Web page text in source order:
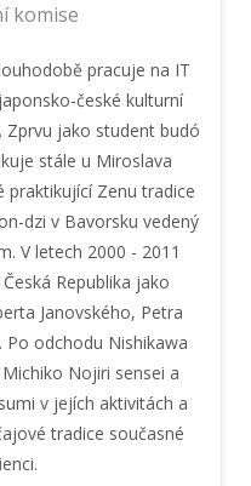
komise
pracuje na IT
české kulturní
Zprvu jako student budó
stále u Miroslava
praktikující Zenu tradice
dzi v Bavorsku vedený
V letech 2000 - 2011
Republika jako
Janovského, Petra
odchodu Nishikawa
Nojiri sensei a
v jejích aktivitách a
tradice současné